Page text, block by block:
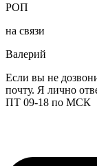
РОП
на связи
Валерий
Если вы не
почту. Я лично
ПТ 09-18 по МСК